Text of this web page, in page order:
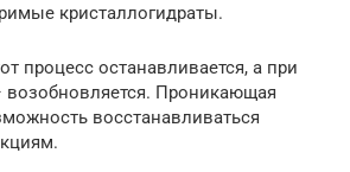
кристаллогидраты.
процесс останавливается, а при
Проникающая
восстанавливаться